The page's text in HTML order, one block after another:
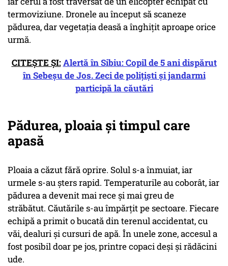
termoviziune. Dronele au început să scaneze
pădurea, dar vegetația deasă a înghițit aproape orice
urmă.
CITEȘTE ȘI:Alertă în Sibiu: Copil de 5 ani dispărut
în Sebeșu de Jos. Zeci de polițiști și jandarmi
participă la căutări
Pădurea, ploaia și timpul care
apasă
Ploaia a căzut fără oprire. Solul s-a înmuiat, iar
urmele s-au șters rapid. Temperaturile au coborât, iar
pădurea a devenit mai rece și mai greu de
străbătut. Căutările s-au împărțit pe sectoare. Fiecare
echipă a primit o bucată din terenul accidentat, cu
văi, dealuri și cursuri de apă. În unele zone, accesul a
fost posibil doar pe jos, printre copaci deși și rădăcini
ude.